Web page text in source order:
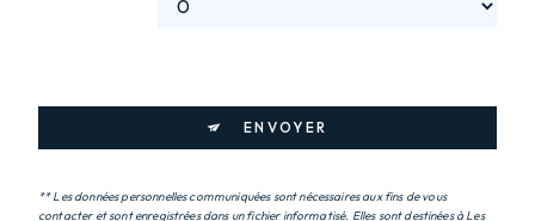
ENVOYER
** Les données personnelles communiquées sont nécessaires aux fins de vous
contacter et sont enregistrées dans un fichier informatisé. Elles sont destinées à Les